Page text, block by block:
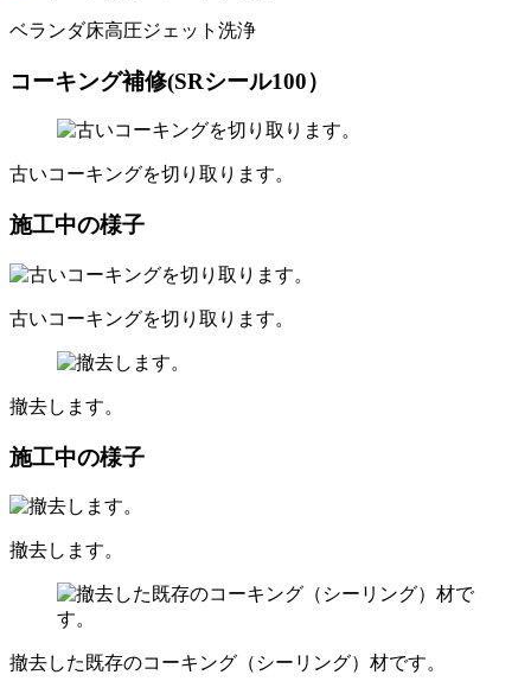
ベランダ床高圧ジェット洗浄
コーキング補修(SRシール100）
古いコーキングを切り取ります。
施工中の様子
古いコーキングを切り取ります。
撤去します。
施工中の様子
撤去します。
撤去した既存のコーキング（シーリング）材です。